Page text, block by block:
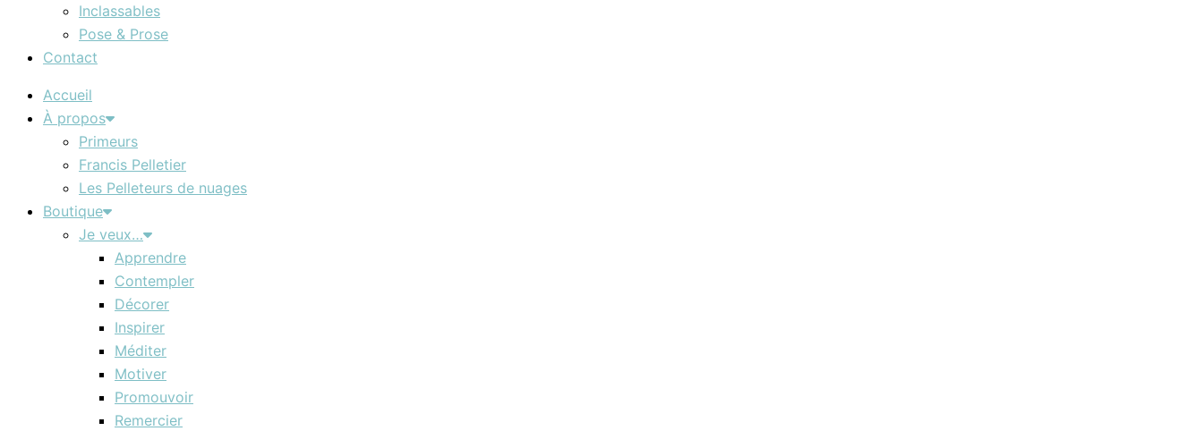
Inclassables
Pose & Prose
Contact
Accueil
À propos
Primeurs
Francis Pelletier
Les Pelleteurs de nuages
Boutique
Je veux…
Apprendre
Contempler
Décorer
Inspirer
Méditer
Motiver
Promouvoir
Remercier